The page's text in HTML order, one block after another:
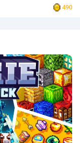
490